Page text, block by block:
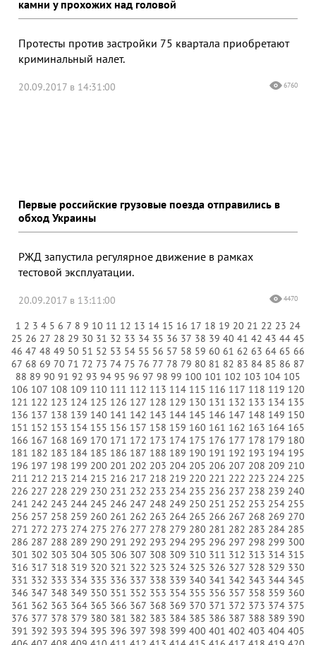
камни у прохожих над головой
Протесты против застройки 75 квартала приобретают
криминальный налет.
20.09.2017 в 14:31:00 6760
Первые российские грузовые поезда отправились в
обход Украины
РЖД запустила регулярное движение в рамках
тестовой эксплуатации.
20.09.2017 в 13:11:00 4470
1 2 3 4 5 6 7 8 9 10 11 12 13 14 15 16 17 18 19 20 21 22 23 24
25 26 27 28 29 30 31 32 33 34 35 36 37 38 39 40 41 42 43 44 45
46 47 48 49 50 51 52 53 54 55 56 57 58 59 60 61 62 63 64 65 66
67 68 69 70 71 72 73 74 75 76 77 78 79 80 81 82 83 84 85 86 87
88 89 90 91 92 93 94 95 96 97 98 99 100 101 102 103 104 105
106 107 108 109 110 111 112 113 114 115 116 117 118 119 120
121 122 123 124 125 126 127 128 129 130 131 132 133 134 135
136 137 138 139 140 141 142 143 144 145 146 147 148 149 150
151 152 153 154 155 156 157 158 159 160 161 162 163 164 165
166 167 168 169 170 171 172 173 174 175 176 177 178 179 180
181 182 183 184 185 186 187 188 189 190 191 192 193 194 195
196 197 198 199 200 201 202 203 204 205 206 207 208 209 210
211 212 213 214 215 216 217 218 219 220 221 222 223 224 225
226 227 228 229 230 231 232 233 234 235 236 237 238 239 240
241 242 243 244 245 246 247 248 249 250 251 252 253 254 255
256 257 258 259 260 261 262 263 264 265 266 267 268 269 270
271 272 273 274 275 276 277 278 279 280 281 282 283 284 285
286 287 288 289 290 291 292 293 294 295 296 297 298 299 300
301 302 303 304 305 306 307 308 309 310 311 312 313 314 315
316 317 318 319 320 321 322 323 324 325 326 327 328 329 330
331 332 333 334 335 336 337 338 339 340 341 342 343 344 345
346 347 348 349 350 351 352 353 354 355 356 357 358 359 360
361 362 363 364 365 366 367 368 369 370 371 372 373 374 375
376 377 378 379 380 381 382 383 384 385 386 387 388 389 390
391 392 393 394 395 396 397 398 399 400 401 402 403 404 405